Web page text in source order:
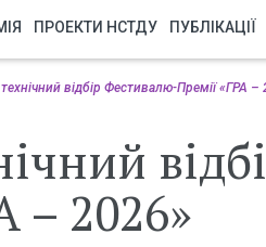
ПРОЕКТИ НСТДУ ПУБЛІКАЦІЇ
відбір Фестивалю-Премії «ГРА –
– 2026»